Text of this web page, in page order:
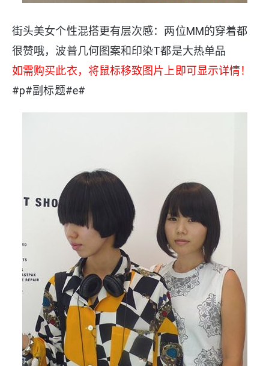
街头美女个性混搭更有层次感：两位MM的穿着都
很赞哦，波普几何图案和印染T都是大热单品
如需购买此衣，将鼠标移致图片上即可显示详情！
#p#副标题#e#